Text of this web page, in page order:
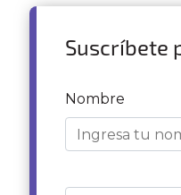
Suscríbete
Nombre